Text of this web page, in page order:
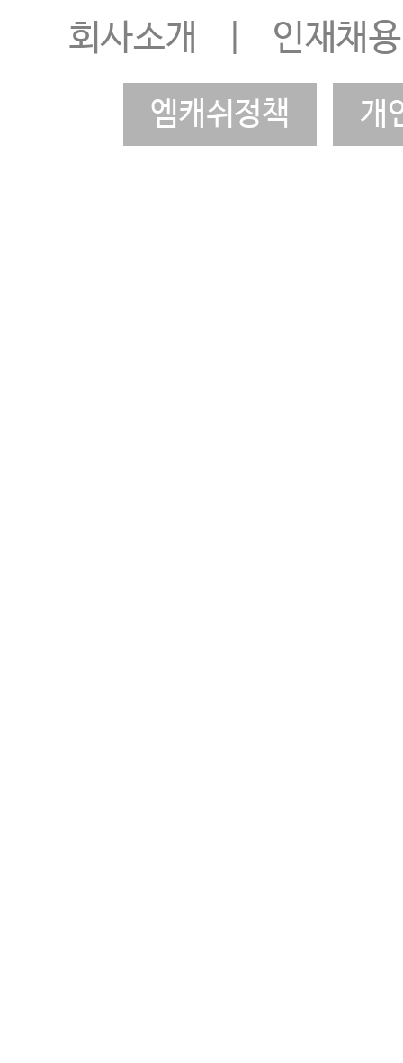
회사소개 인재채용
엠캐쉬정책 개